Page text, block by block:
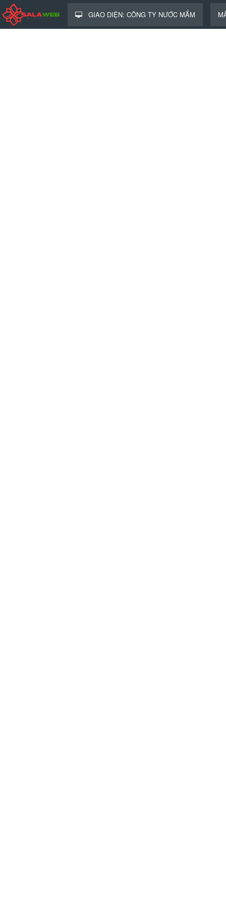
GIAO DIỆN: CÔNG TY NƯỚC MẮM